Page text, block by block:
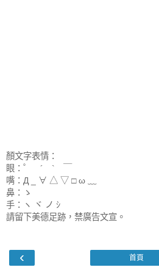
顏文字表情：
眼：゜ ´ ` ￣
嘴：Д _ ∀ △ ▽ □ ω ﹏
鼻：ゝ
手：ヽ ヾ ノ ｼ
請留下美德足跡，禁廣告文宣。
‹ 首頁